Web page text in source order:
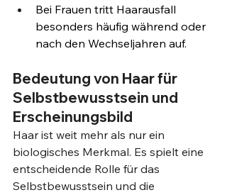
Bei Frauen tritt Haarausfall
besonders häufig während oder
nach den Wechseljahren auf.
Bedeutung von Haar für
Selbstbewusstsein und
Erscheinungsbild
Haar ist weit mehr als nur ein
biologisches Merkmal. Es spielt eine
entscheidende Rolle für das
Selbstbewusstsein und die